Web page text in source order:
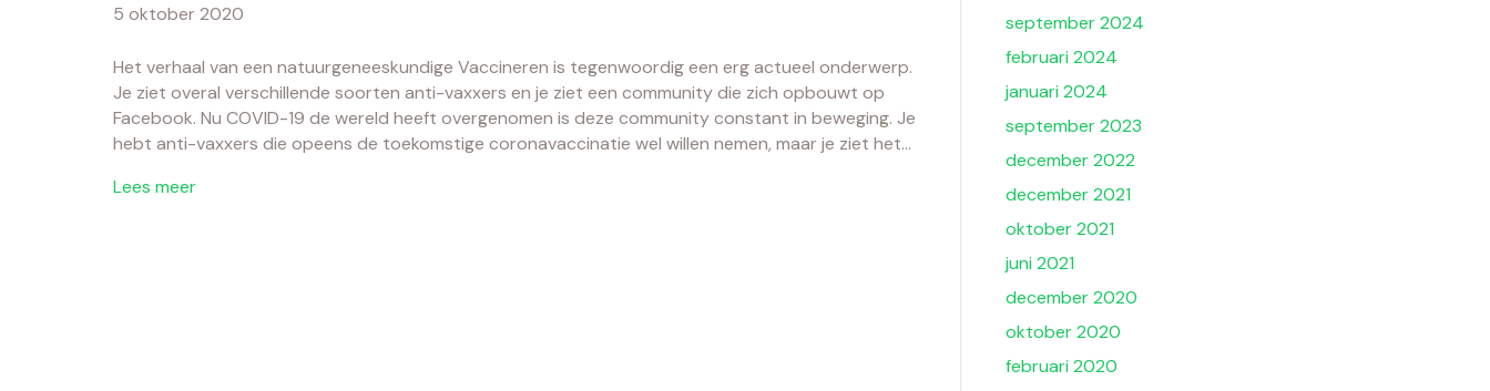
5 oktober 2020
Het verhaal van een natuurgeneeskundige Vaccineren is tegenwoordig een erg actueel onderwerp.
Je ziet overal verschillende soorten anti-vaxxers en je ziet een community die zich opbouwt op
Facebook. Nu COVID-19 de wereld heeft overgenomen is deze community constant in beweging. Je
hebt anti-vaxxers die opeens de toekomstige coronavaccinatie wel willen nemen, maar je ziet het…
Lees meer
september 2024
februari 2024
januari 2024
september 2023
december 2022
december 2021
oktober 2021
juni 2021
december 2020
oktober 2020
februari 2020